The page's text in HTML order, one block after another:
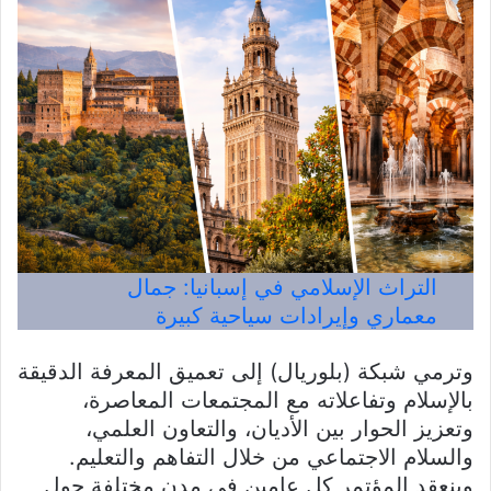
التراث الإسلامي في إسبانيا: جمال
معماري وإيرادات سياحية كبيرة
وترمي شبكة (بلوريال) إلى تعميق المعرفة الدقيقة
بالإسلام وتفاعلاته مع المجتمعات المعاصرة،
وتعزيز الحوار بين الأديان، والتعاون العلمي،
والسلام الاجتماعي من خلال التفاهم والتعليم.